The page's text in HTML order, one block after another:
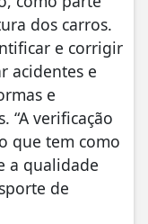
dos carros.
e corrigir
acidentes e
e
“A verificação
que tem como
a qualidade
de